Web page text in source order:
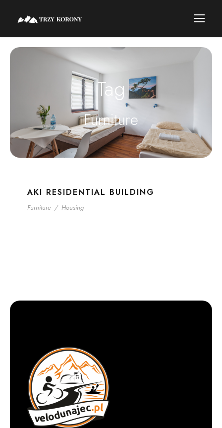
Tag
Furniture
AKI RESIDENTIAL BUILDING
Furniture / Housing